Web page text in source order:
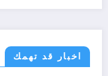
اخبار قد تهمك